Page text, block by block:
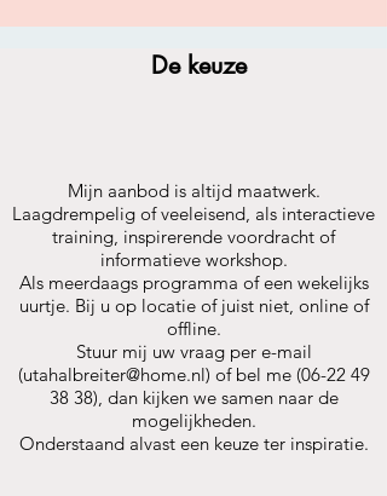
De keuze
Mijn aanbod is altijd maatwerk.
Laagdrempelig of veeleisend, als interactieve
training, inspirerende voordracht of
informatieve workshop.
Als meerdaags programma of een wekelijks
uurtje. Bij u op locatie of juist niet, online of
offline.
Stuur mij uw vraag per e-mail
(utahalbreiter@home.nl) of bel me (06-22 49
38 38), dan kijken we samen naar de
mogelijkheden.
Onderstaand alvast een keuze ter inspiratie.